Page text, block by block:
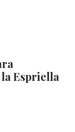
Espriella